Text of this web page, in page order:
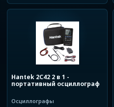
Hantek 2С42 2 в 1 -
портативный осциллограф
Осциллографы